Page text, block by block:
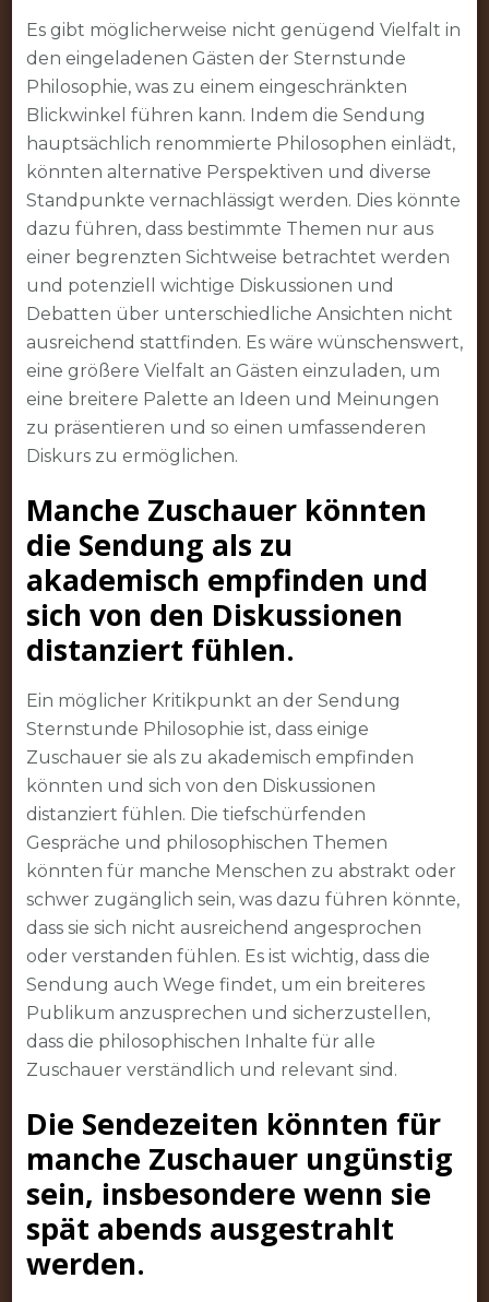
Es gibt möglicherweise nicht genügend Vielfalt in
den eingeladenen Gästen der Sternstunde
Philosophie, was zu einem eingeschränkten
Blickwinkel führen kann. Indem die Sendung
hauptsächlich renommierte Philosophen einlädt,
könnten alternative Perspektiven und diverse
Standpunkte vernachlässigt werden. Dies könnte
dazu führen, dass bestimmte Themen nur aus
einer begrenzten Sichtweise betrachtet werden
und potenziell wichtige Diskussionen und
Debatten über unterschiedliche Ansichten nicht
ausreichend stattfinden. Es wäre wünschenswert,
eine größere Vielfalt an Gästen einzuladen, um
eine breitere Palette an Ideen und Meinungen
zu präsentieren und so einen umfassenderen
Diskurs zu ermöglichen.
Manche Zuschauer könnten
die Sendung als zu
akademisch empfinden und
sich von den Diskussionen
distanziert fühlen.
Ein möglicher Kritikpunkt an der Sendung
Sternstunde Philosophie ist, dass einige
Zuschauer sie als zu akademisch empfinden
könnten und sich von den Diskussionen
distanziert fühlen. Die tiefschürfenden
Gespräche und philosophischen Themen
könnten für manche Menschen zu abstrakt oder
schwer zugänglich sein, was dazu führen könnte,
dass sie sich nicht ausreichend angesprochen
oder verstanden fühlen. Es ist wichtig, dass die
Sendung auch Wege findet, um ein breiteres
Publikum anzusprechen und sicherzustellen,
dass die philosophischen Inhalte für alle
Zuschauer verständlich und relevant sind.
Die Sendezeiten könnten für
manche Zuschauer ungünstig
sein, insbesondere wenn sie
spät abends ausgestrahlt
werden.